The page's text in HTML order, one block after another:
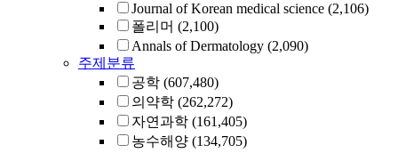
Journal of Korean medical science (2,106)
폴리머 (2,100)
Annals of Dermatology (2,090)
주제분류
공학 (607,480)
의약학 (262,272)
자연과학 (161,405)
농수해양 (134,705)